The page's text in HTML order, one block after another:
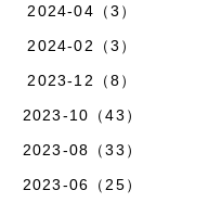
2024-04（3）
2024-02（3）
2023-12（8）
2023-10（43）
2023-08（33）
2023-06（25）